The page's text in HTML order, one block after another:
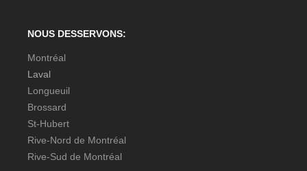
NOUS DESSERVONS:
Montréal
Laval
Longueuil
Brossard
St-Hubert
Rive-Nord de Montréal
Rive-Sud de Montréal